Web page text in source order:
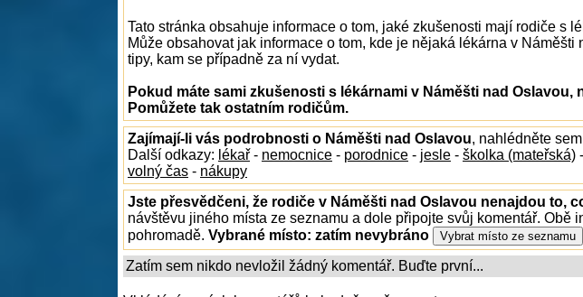
Tato stránka obsahuje informace o tom, jaké zkušenosti mají rodiče s
Může obsahovat jak informace o tom, kde je nějaká lékárna v Náměšti
tipy, kam se případně za ní vydat.
Pokud máte sami zkušenosti s lékárnami v Náměšti nad Oslavou,
Pomůžete tak ostatním rodičům.
Zajímají-li vás podrobnosti o Náměšti nad Oslavou, nahlédněte
Další odkazy: lékař - nemocnice - porodnice - jesle - školka (mateřská) -
volný čas - nákupy
Jste přesvědčeni, že rodiče v Náměšti nad Oslavou nenajdou to,
návštěvu jiného místa ze seznamu a dole připojte svůj komentář. Obě
pohromadě. Vybrané místo: zatím nevybráno
Zatím sem nikdo nevložil žádný komentář. Buďte první...